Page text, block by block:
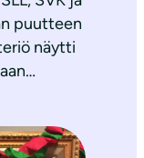
puutteen
näytti